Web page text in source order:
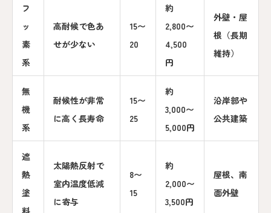
フ
ッ
素
系
高耐候で色あ
せが少ない
15〜
20
約
2,800〜
4,500
円
外壁・屋
根（長期
維持）
無
機
系
耐候性が非常
に高く長寿命
15〜
25
約
3,000〜
5,000円
沿岸部や
公共建築
遮
熱
塗
料
太陽熱反射で
室内温度低減
に寄与
8〜
15
約
2,000〜
3,500円
屋根、南
面外壁